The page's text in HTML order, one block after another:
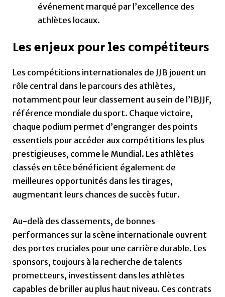
événement marqué par l’excellence des
athlètes locaux.
Les enjeux pour les compétiteurs
Les compétitions internationales de JJB jouent un
rôle central dans le parcours des athlètes,
notamment pour leur classement au sein de l’IBJJF,
référence mondiale du sport. Chaque victoire,
chaque podium permet d’engranger des points
essentiels pour accéder aux compétitions les plus
prestigieuses, comme le Mundial. Les athlètes
classés en tête bénéficient également de
meilleures opportunités dans les tirages,
augmentant leurs chances de succès futur.
Au-delà des classements, de bonnes
performances sur la scène internationale ouvrent
des portes cruciales pour une carrière durable. Les
sponsors, toujours à la recherche de talents
prometteurs, investissent dans les athlètes
capables de briller au plus haut niveau. Ces contrats